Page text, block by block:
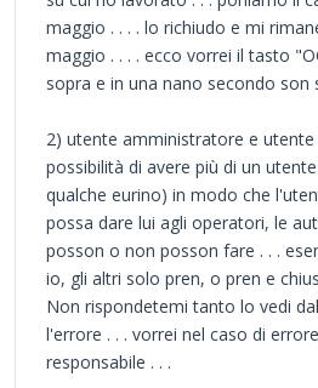
maggio . . . . lo richiudo e mi
maggio . . . . ecco vorrei il tasto
sopra e in una nano secondo son
2) utente amministratore e utente
possibilità di avere più di un
qualche eurino) in modo che
possa dare lui agli operatori, le
posson o non posson fare . . .
io, gli altri solo pren, o pren e
Non rispondetemi tanto lo vedi
l'errore . . . vorrei nel caso di
responsabile . . .